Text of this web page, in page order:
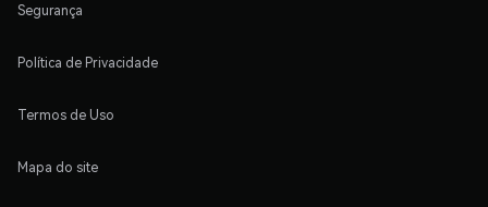
Segurança
Política de Privacidade
Termos de Uso
Mapa do site